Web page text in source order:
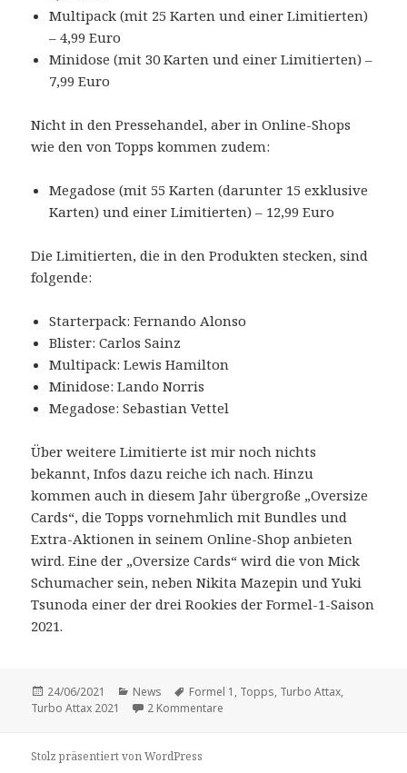
Multipack (mit 25 Karten und einer Limitierten)
– 4,99 Euro
Minidose (mit 30 Karten und einer Limitierten) –
7,99 Euro
Nicht in den Pressehandel, aber in Online-Shops
wie den von Topps kommen zudem:
Megadose (mit 55 Karten (darunter 15 exklusive
Karten) und einer Limitierten) – 12,99 Euro
Die Limitierten, die in den Produkten stecken, sind
folgende:
Starterpack: Fernando Alonso
Blister: Carlos Sainz
Multipack: Lewis Hamilton
Minidose: Lando Norris
Megadose: Sebastian Vettel
Über weitere Limitierte ist mir noch nichts
bekannt, Infos dazu reiche ich nach. Hinzu
kommen auch in diesem Jahr übergroße „Oversize
Cards“, die Topps vornehmlich mit Bundles und
Extra-Aktionen in seinem Online-Shop anbieten
wird. Eine der „Oversize Cards“ wird die von Mick
Schumacher sein, neben Nikita Mazepin und Yuki
Tsunoda einer der drei Rookies der Formel-1-Saison
2021.
Veröffentlicht
am
24/06/2021 Kategorien
News Schlagwörter
Formel 1 , Topps, Turbo Attax,
Turbo Attax 2021
2 Kommentare
Stolz präsentiert von WordPress